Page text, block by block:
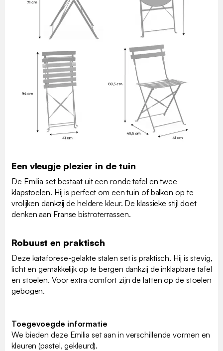
Een vleugje plezier in de tuin
De Emilia set bestaat uit een ronde tafel en twee
klapstoelen. Hij is perfect om een tuin of balkon op te
vrolijken dankzij de heldere kleur. De klassieke stijl doet
denken aan Franse bistroterrassen.
Robuust en praktisch
Deze kataforese-gelakte stalen set is praktisch. Hij is stevig,
licht en gemakkelijk op te bergen dankzij de inklapbare tafel
en stoelen. Voor extra comfort zijn de latten op de stoelen
gebogen.
Toegevoegde informatie
We bieden deze Emilia set aan in verschillende vormen en
kleuren (pastel, gekleurd).